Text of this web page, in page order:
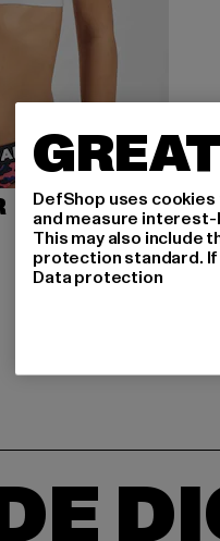
39,99 EUR
DefShop uses
and measure
This may also include
protection standard. If
Data protection